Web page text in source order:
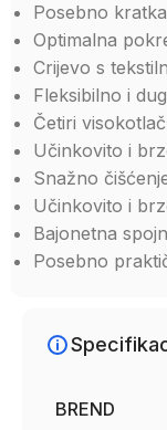
Posebno
Optimalna
Crijevo s
Fleksibilno i
Četiri
Učinkovito i
Snažno
Učinkovito i
Bajonetna
Posebno
BREND